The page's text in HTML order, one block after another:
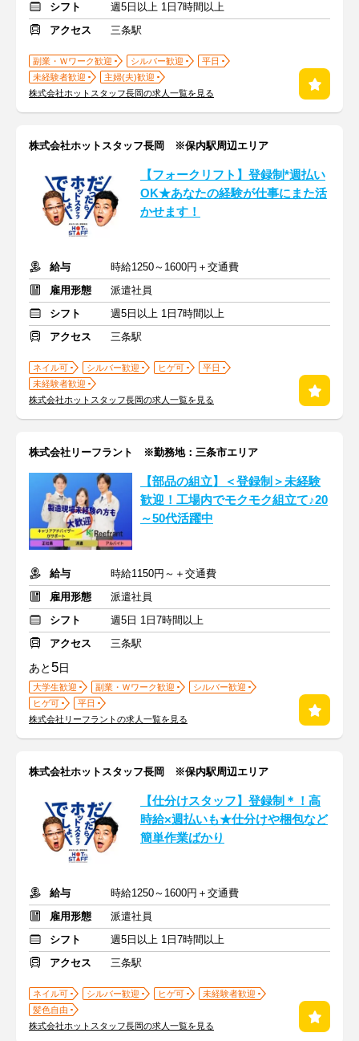
シフト
週5日以上 1日7時間以上
アクセス
三条駅
副業・Ｗワーク歓迎 シルバー歓迎
平日
未経験者歓迎
主婦(夫)歓迎
株式会社ホットスタッフ長岡の求人一覧を見る
株式会社ホットスタッフ長岡 ※保内駅周辺エリア
【フォークリフト】登録制*週払い
OK★あなたの経験が仕事にまた活
かせます！
給与
時給1250～1600円＋交通費
雇用形態
派遣社員
シフト
週5日以上 1日7時間以上
アクセス
三条駅
ネイル可 シルバー歓迎 ヒゲ可
平日
未経験者歓迎
株式会社ホットスタッフ長岡の求人一覧を見る
株式会社リーフラント ※勤務地：三条市エリア
【部品の組立】＜登録制＞未経験
歓迎！工場内でモクモク組立て♪20
～50代活躍中
給与
時給1150円～＋交通費
雇用形態
派遣社員
シフト
週5日 1日7時間以上
アクセス
三条駅
あと 5日
大学生歓迎 副業・Ｗワーク歓迎
シルバー歓迎
ヒゲ可
平日
株式会社リーフラントの求人一覧を見る
株式会社ホットスタッフ長岡 ※保内駅周辺エリア
【仕分けスタッフ】登録制＊！高
時給×週払いも★仕分けや梱包など
簡単作業ばかり
給与
時給1250～1600円＋交通費
雇用形態
派遣社員
シフト
週5日以上 1日7時間以上
アクセス
三条駅
ネイル可 シルバー歓迎 ヒゲ可
未経験者歓迎
髪色自由
株式会社ホットスタッフ長岡の求人一覧を見る